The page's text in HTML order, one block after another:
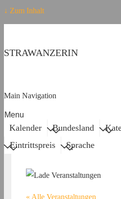
↓ Zum Inhalt
STRAWANZERIN
Main Navigation
Menu
Kalender Bundesland
Eintrittspreis
Sprache
« Alle Veranstaltungen